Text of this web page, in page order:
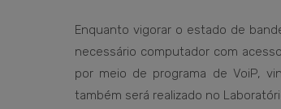
Enquanto vigorar o estado de
necessário computador com
por meio de programa de VoiP,
também será realizado no